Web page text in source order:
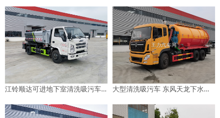
江铃顺达可进地下室清洗吸污车图片 大型清洗吸污车 东风天龙下水道疏通车图片